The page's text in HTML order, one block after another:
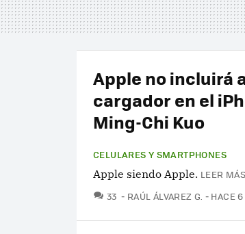
Apple no incluirá
cargador en el
Ming-Chi Kuo
CELULARES Y SMARTPHONES
Apple siendo Apple. LEER
33 COMENTARIOS
RAÚL ÁLVAREZ G. HACE